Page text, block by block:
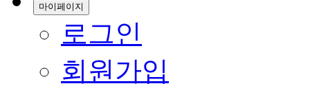
마이페이지
로그인
회원가입